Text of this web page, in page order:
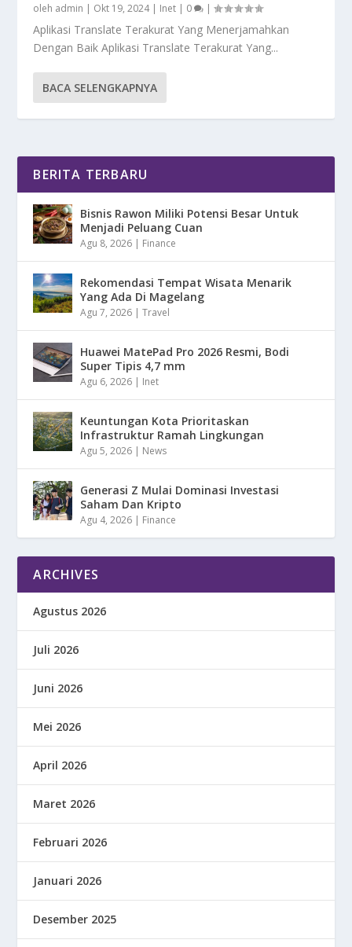
oleh admin | Okt 19, 2024| Inet | 0 |
Aplikasi Translate Terakurat Yang Menerjamahkan
Dengan Baik Aplikasi Translate Terakurat Yang...
BACA SELENGKAPNYA
BERITA TERBARU
Bisnis Rawon Miliki Potensi Besar Untuk
Menjadi Peluang Cuan
Agu 8, 2026 | Finance
Rekomendasi Tempat Wisata Menarik
Yang Ada Di Magelang
Agu 7, 2026 |Travel
Huawei MatePad Pro 2026 Resmi, Bodi
Super Tipis 4,7 mm
Agu 6, 2026 | Inet
Keuntungan Kota Prioritaskan
Infrastruktur Ramah Lingkungan
Agu 5, 2026 | News
Generasi Z Mulai Dominasi Investasi
Saham Dan Kripto
Agu 4, 2026 | Finance
ARCHIVES
Agustus 2026
Juli 2026
Juni 2026
Mei 2026
April 2026
Maret 2026
Februari 2026
Januari 2026
Desember 2025